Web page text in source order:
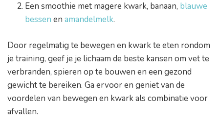
Een smoothie met magere kwark, banaan, blauwe
bessen enamandelmelk.
Door regelmatig te bewegen en kwark te eten rondom
je training, geef je je lichaam de beste kansen om vet te
verbranden, spieren op te bouwen en een gezond
gewicht te bereiken. Ga ervoor en geniet van de
voordelen van bewegen en kwark als combinatie voor
afvallen.